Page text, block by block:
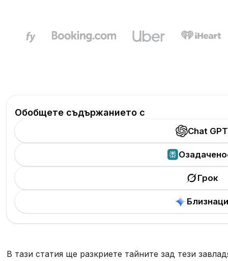
Обобщете съдържанието с
Chat GPT
Грок
В тази статия ще разкриете тайните зад тези